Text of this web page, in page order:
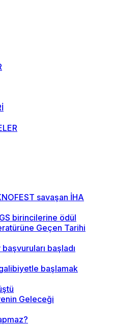
savaşan İHA
birincilerine ödül
Geçen Tarihi
başvuruları başladı
başlamak
Geleceği